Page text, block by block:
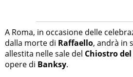
A Roma, in occasione delle
dalla morte di Raffaello, andrà in
allestita nelle sale del Chiostro
opere di Banksy.